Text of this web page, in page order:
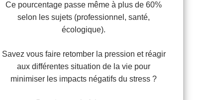
Ce pourcentage passe même à plus de 60%
selon les sujets (professionnel, santé,
écologique).
Savez vous faire retomber la pression et réagir
aux différentes situation de la vie pour
minimiser les impacts négatifs du stress ?